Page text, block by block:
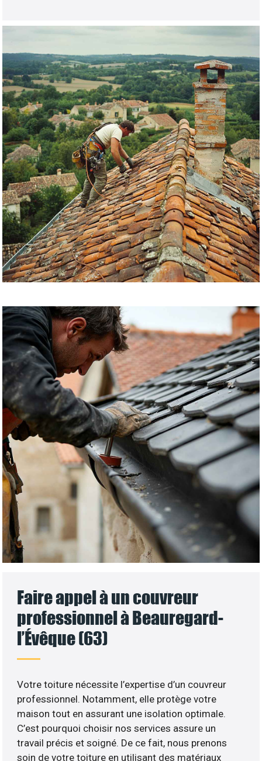
Faire appel à un couvreur
professionnel à Beauregard-
l’Évêque (63)
Votre toiture nécessite l’expertise d’un couvreur
professionnel. Notamment, elle protège votre
maison tout en assurant une isolation optimale.
C’est pourquoi choisir nos services assure un
travail précis et soigné. De ce fait, nous prenons
soin de votre toiture en utilisant des matériaux